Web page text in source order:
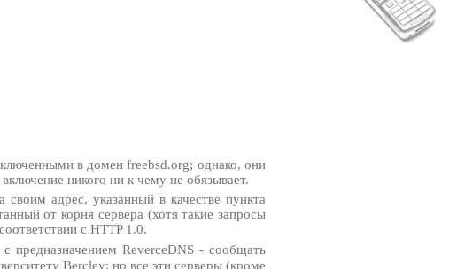
в домен freebsd.org; однако, они
никого ни к чему не обязывает.
адрес, указанный в качестве пункта
от корня сервера (хотя такие запросы
с HTTP 1.0.
предназначением ReverceDNS - сообщать
Bercley; но все эти серверы (кроме